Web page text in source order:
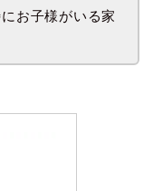
お子様がいる家